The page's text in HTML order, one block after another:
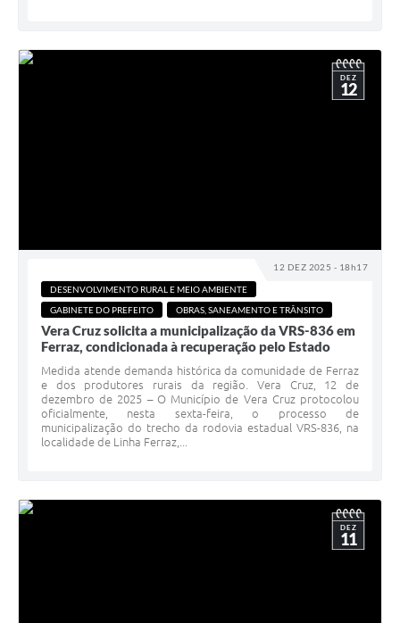
12 DEZ 2025 - 18h17
DEZ
12
DESENVOLVIMENTO RURAL E MEIO AMBIENTE
GABINETE DO PREFEITO
OBRAS, SANEAMENTO E TRÂNSITO
Vera Cruz solicita a municipalização da VRS-836 em
Ferraz, condicionada à recuperação pelo Estado
Medida atende demanda histórica da comunidade de Ferraz
e dos produtores rurais da região. Vera Cruz, 12 de
dezembro de 2025 – O Município de Vera Cruz protocolou
oficialmente, nesta sexta-feira, o processo de
municipalização do trecho da rodovia estadual VRS-836, na
localidade de Linha Ferraz,...
DEZ
11